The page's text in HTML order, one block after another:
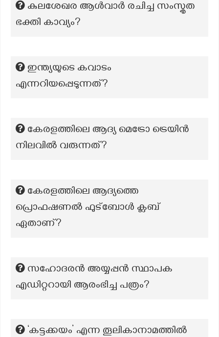
കുലശേഖര ആൾവാർ രചിച്ച സംസ്കൃത
ഭക്തി കാവ്യം?
ഇന്ത്യയുടെ കവാടം
എന്നറിയപ്പെടുന്നത്?
കേരളത്തിലെ ആദ്യ മെട്രോ ട്രെയിൻ
നിലവിൽ വരുന്നത്?
കേരളത്തിലെ ആദ്യത്തെ
പ്രൊഫഷണൽ ഫുട്ബോൾ ക്ലബ്
ഏതാണ്?
സഹോദരൻ അയ്യപ്പൻ സ്ഥാപക
എഡിറ്ററായി ആരംഭിച്ച പത്രം?
‘കട്ടക്കയം’ എന്ന തൂലികാനാമത്തില്‍